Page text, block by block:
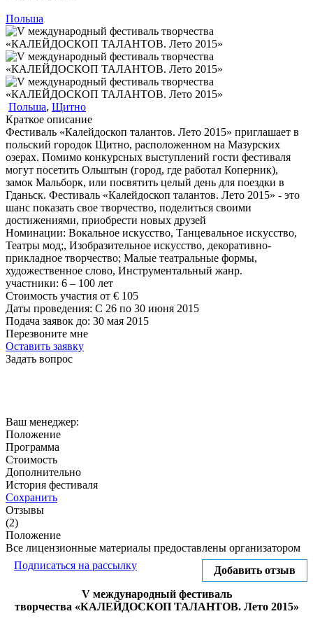
Польша
Польша, Щитно
Краткое описание
Фестиваль «Калейдоскоп талантов. Лето 2015» приглашает в
польский городок Щитно, расположенном на Мазурских
озерах. Помимо конкурсных выступлений гости фестиваля
могут посетить Ольштын (город, где работал Коперник),
замок Мальборк, или посвятить целый день для поездки в
Гданьск. Фестиваль «Калейдоскоп талантов. Лето 2015» - это
шанс показать свое творчество, поделиться своими
достижениями, приобрести новых друзей
Номинации: Вокальное искусство, Танцевальное искусство,
Театры мод;, Изобразительное искусство, декоративно-
прикладное творчество; Малые театральные формы,
художественное слово, Инструментальный жанр.
участники: 6 – 100 лет
Стоимость участия от € 105
Даты проведения: С 26 по 30 июня 2015
Подача заявок до: 30 мая 2015
Перезвоните мне
Оставить заявку
Задать вопрос
Ваш менеджер:
Положение
Программа
Стоимость
Дополнительно
История фестиваля
Сохранить
Отзывы
(2)
Положение
Все лицензионные материалы предоставлены организатором
Добавить отзыв
Подписаться на рассылку
V международный фестиваль
творчества «КАЛЕЙДОСКОП ТАЛАНТОВ. Лето 2015»